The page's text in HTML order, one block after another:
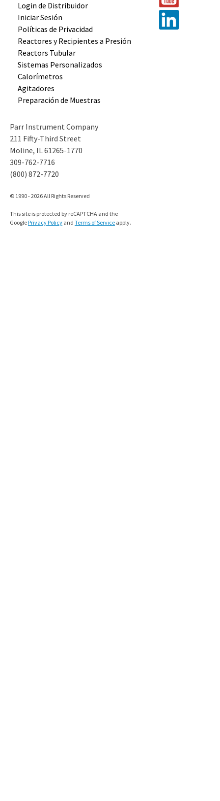
Login de Distribuidor
Iniciar Sesión
Políticas de Privacidad
Reactores yRecipientes a Presión
Reactors Tubular
Sistemas Personalizados
Calorímetros
Agitadores
Preparación de Muestras
Parr Instrument Company
211 Fifty-Third Street
Moline, IL 61265-1770
309-762-7716
(800) 872-7720
© 1990 - 2026 All Rights Reserved
This site is protected by reCAPTCHA and the
GooglePrivacy Policy and Terms of Service apply.